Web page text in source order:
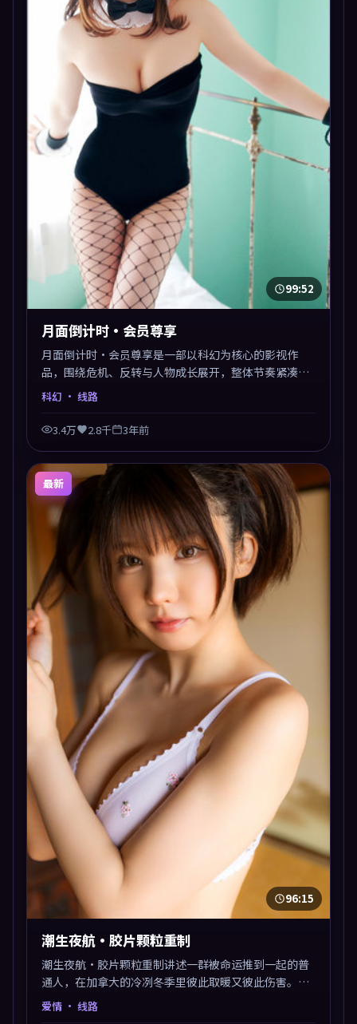
99:52
月面倒计时·会员尊享
月面倒计时·会员尊享是一部以科幻为核心的影视作
品，围绕危机、反转与人物成长展开，整体节奏紧凑，
值得推荐观看。
科幻 · 线路
3.4万 2.8千 3年前
最新
96:15
潮生夜航·胶片颗粒重制
潮生夜航·胶片颗粒重制讲述一群被命运推到一起的普
通人，在加拿大的冷冽冬季里彼此取暖又彼此伤害。曾
国祥以爱情类型外壳探讨信任与背叛，映后讨论度颇
高。片尾留白开放解读，关于“选择”的主题余音绕
爱情 · 线路